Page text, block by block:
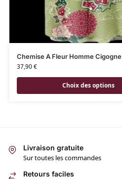
Chemise A Fleur Homme Cigogne
37,90€
Choix des options
Livraison gratuite
Sur toutes les commandes
Retours faciles